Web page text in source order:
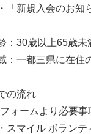
会のお知らせ
：30歳以上65歳未
：一都三県に在住
の流れ
ォームより必要事
スマイル ボランテ